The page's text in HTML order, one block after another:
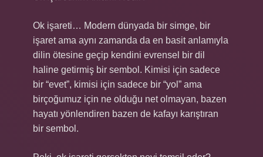
Ok işareti… Modern dünyada bir simge, bir
işaret ama aynı zamanda da en basit anlamıyla
dilin ötesine geçip kendini evrensel bir dil
haline getirmiş bir sembol. Kimisi için sadece
bir “evet”, kimisi için sadece bir “yol” ama
birçoğumuz için ne olduğu net olmayan, bazen
hayatı yönlendiren bazen de kafayı karıştıran
bir sembol.